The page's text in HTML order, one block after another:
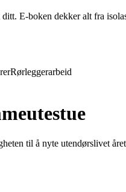
E-boken dekker alt fra
Rørleggerarbeid
til å nyte utendørslivet